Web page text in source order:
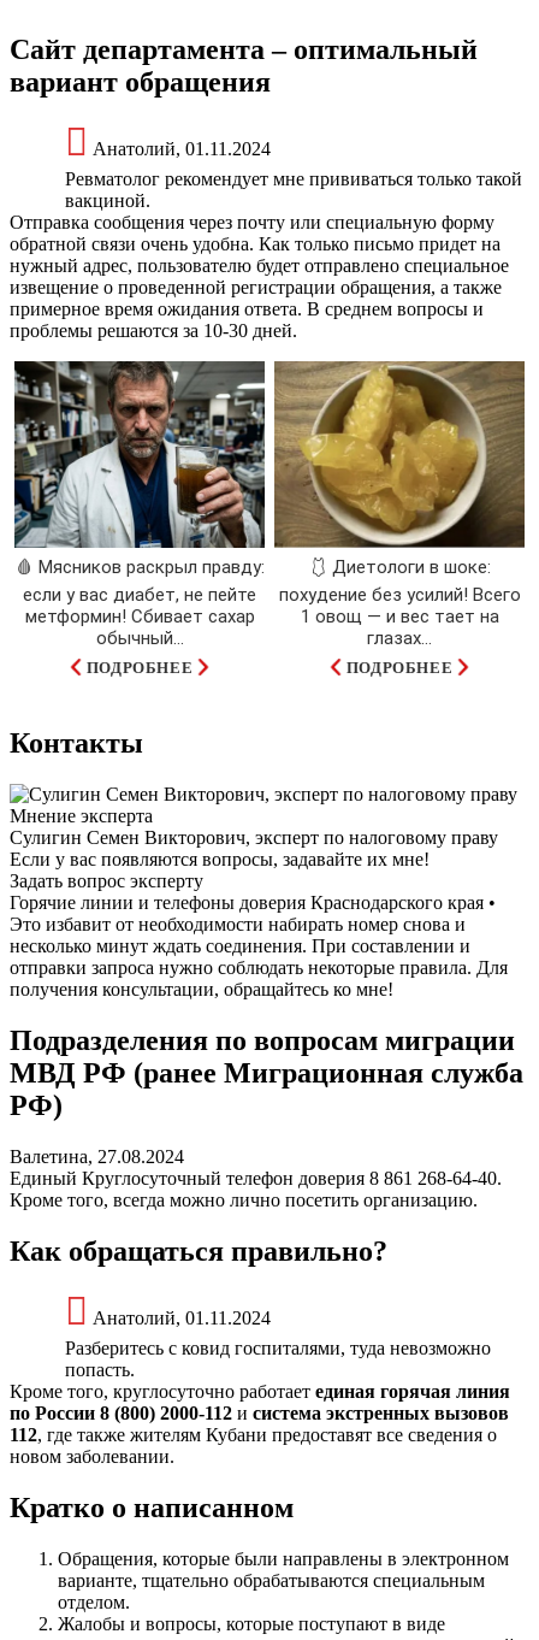
Сайт департамента – оптимальный
вариант обращения
Анатолий, 01.11.2024
Ревматолог рекомендует мне прививаться только такой
вакциной.
Отправка сообщения через почту или специальную форму
обратной связи очень удобна. Как только письмо придет на
нужный адрес, пользователю будет отправлено специальное
извещение о проведенной регистрации обращения, а также
примерное время ожидания ответа. В среднем вопросы и
проблемы решаются за 10-30 дней.
🩸 Мясников раскрыл правду:
если у вас диабет, не пейте
метформин! Сбивает сахар
обычный...
ПОДРОБНЕЕ
🩱 Диетологи в шоке:
похудение без усилий! Всего
1 овощ — и вес тает на
глазах…
ПОДРОБНЕЕ
Контакты
Мнение эксперта
Сулигин Семен Викторович, эксперт по налоговому праву
Если у вас появляются вопросы, задавайте их мне!
Задать вопрос эксперту
Горячие линии и телефоны доверия Краснодарского края •
Это избавит от необходимости набирать номер снова и
несколько минут ждать соединения. При составлении и
отправки запроса нужно соблюдать некоторые правила. Для
получения консультации, обращайтесь ко мне!
Подразделения по вопросам миграции
МВД РФ (ранее Миграционная служба
РФ)
Валетина, 27.08.2024
Единый Круглосуточный телефон доверия 8 861 268-64-40.
Кроме того, всегда можно лично посетить организацию.
Как обращаться правильно?
Анатолий, 01.11.2024
Разберитесь с ковид госпиталями, туда невозможно
попасть.
Кроме того, круглосуточно работает единая горячая линия
по России 8 (800) 2000-112 и система экстренных вызовов
112, где также жителям Кубани предоставят все сведения о
новом заболевании.
Кратко о написанном
Обращения, которые были направлены в электронном
варианте, тщательно обрабатываются специальным
отделом.
Жалобы и вопросы, которые поступают в виде